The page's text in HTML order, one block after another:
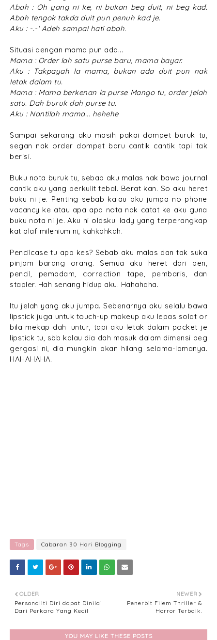
Abah : Oh yang ni ke, ni bukan beg duit, ni beg kad.
Abah tengok takda duit pun penuh kad je.
Aku : -.-' Adeh sampai hati abah.
Situasi dengan mama pun ada...
Mama : Order lah satu purse baru, mama bayar.
Aku : Takpayah la mama, bukan ada duit pun nak
letak dalam tu.
Mama : Mama berkenan la purse Mango tu, order jelah
satu. Dah buruk dah purse tu.
Aku : Nantilah mama... hehehe
Sampai sekarang aku masih pakai dompet buruk tu,
segan nak order dompet baru cantik cantik tapi tak
berisi.
Buku nota buruk tu, sebab aku malas nak bawa journal
cantik aku yang berkulit tebal. Berat kan. So aku heret
buku ni je. Penting sebab kalau aku jumpa no phone
vacancy ke atau apa apa nota nak catat ke aku guna
buku nota ni je. Aku ni oldskul lady yang terperangkap
kat alaf milenium ni, kahkahkah.
Pencilcase tu apa kes? Sebab aku malas dan tak suka
pinjam barang orang. Semua aku heret dari pen,
pencil, pemadam, correction tape, pembaris, dan
stapler. Hah senang hidup aku. Hahahaha.
Itu jelah yang aku jumpa. Sebenarnya aku selalu bawa
lipstick juga untuk touch-up makeup aku lepas solat or
bila mekap dah luntur, tapi aku letak dalam pocket je
lipstick tu, sbb kalau dia dah masuk dalam dimensi beg
gergasi ni, dia mungkin akan hilang selama-lamanya.
HAHAHAHA.
Tags Cabaran 30 Hari Blogging
NEWER
Penerbit Filem Thriller &
Horror Terbaik.
OLDER
Personaliti Diri dapat Dinilai
Dari Perkara Yang Kecil
YOU MAY LIKE THESE POSTS